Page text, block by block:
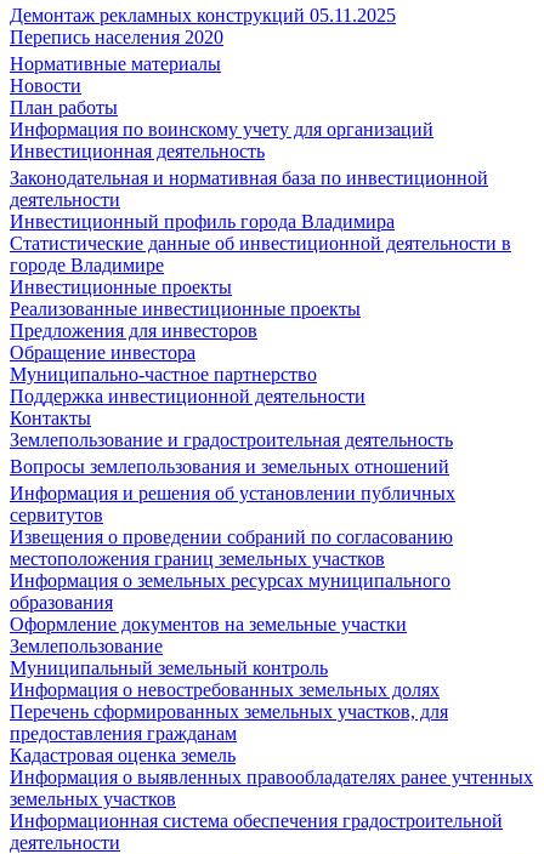
Демонтаж рекламных конструкций 05.11.2025
Перепись населения 2020
Нормативные материалы
Новости
План работы
Информация по воинскому учету для организаций
Инвестиционная деятельность
Законодательная и нормативная база по инвестиционной
деятельности
Инвестиционный профиль города Владимира
Статистические данные об инвестиционной деятельности в
городе Владимире
Инвестиционные проекты
Реализованные инвестиционные проекты
Предложения для инвесторов
Обращение инвестора
Муниципально-частное партнерство
Поддержка инвестиционной деятельности
Контакты
Землепользование и градостроительная деятельность
Вопросы землепользования и земельных отношений
Информация и решения об установлении публичных
сервитутов
Извещения о проведении собраний по согласованию
местоположения границ земельных участков
Информация о земельных ресурсах муниципального
образования
Оформление документов на земельные участки
Землепользование
Муниципальный земельный контроль
Информация о невостребованных земельных долях
Перечень сформированных земельных участков, для
предоставления гражданам
Кадастровая оценка земель
Информация о выявленных правообладателях ранее учтенных
земельных участков
Информационная система обеспечения градостроительной
деятельности